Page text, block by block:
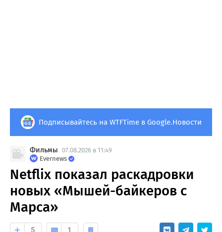
Подписывайтесь на WTFTime в Google.Новости
Фильмы 07.08.2026 в 11:49
Evernews
Netflix показал раскадровки
новых «Мышей-байкеров с
Марса»
5 1